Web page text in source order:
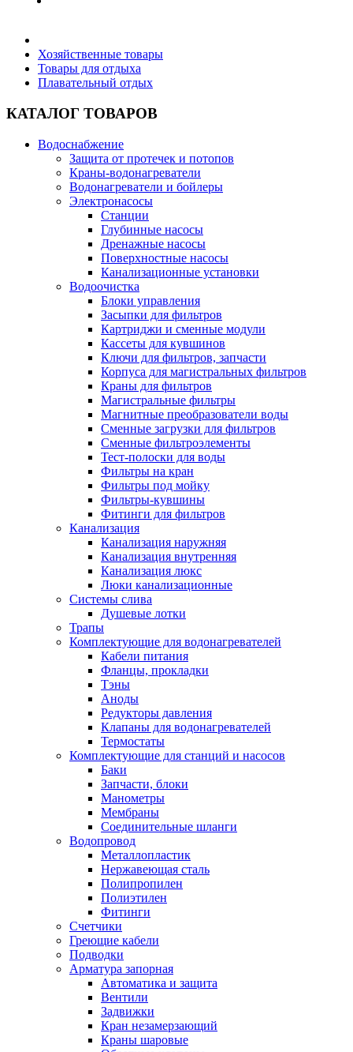
Строительные товары
Все для бани
Полезные статьи
Новости и Акции
Оплата и доставка
Сервис-центр
Адреса Сервис-центров
Обмен и возврат товара
Вакансии
Хозяйственные товары
Товары для отдыха
Плавательный отдых
КАТАЛОГ ТОВАРОВ
Водоснабжение
Защита от протечек и потопов
Краны-водонагреватели
Водонагреватели и бойлеры
Электронасосы
Станции
Глубинные насосы
Дренажные насосы
Поверхностные насосы
Канализационные установки
Водоочистка
Блоки управления
Засыпки для фильтров
Картриджи и сменные модули
Кассеты для кувшинов
Ключи для фильтров, запчасти
Корпуса для магистральных фильтров
Краны для фильтров
Магистральные фильтры
Магнитные преобразователи воды
Сменные загрузки для фильтров
Сменные фильтроэлементы
Тест-полоски для воды
Фильтры на кран
Фильтры под мойку
Фильтры-кувшины
Фитинги для фильтров
Канализация
Канализация наружняя
Канализация внутренняя
Канализация люкс
Люки канализационные
Системы слива
Душевые лотки
Трапы
Комплектующие для водонагревателей
Кабели питания
Фланцы, прокладки
Тэны
Аноды
Редукторы давления
Клапаны для водонагревателей
Термостаты
Комплектующие для станций и насосов
Баки
Запчасти, блоки
Манометры
Мембраны
Соединительные шланги
Водопровод
Металлопластик
Нержавеющая сталь
Полипропилен
Полиэтилен
Фитинги
Счетчики
Греющие кабели
Подводки
Арматура запорная
Автоматика и защита
Вентили
Задвижки
Кран незамерзающий
Краны шаровые